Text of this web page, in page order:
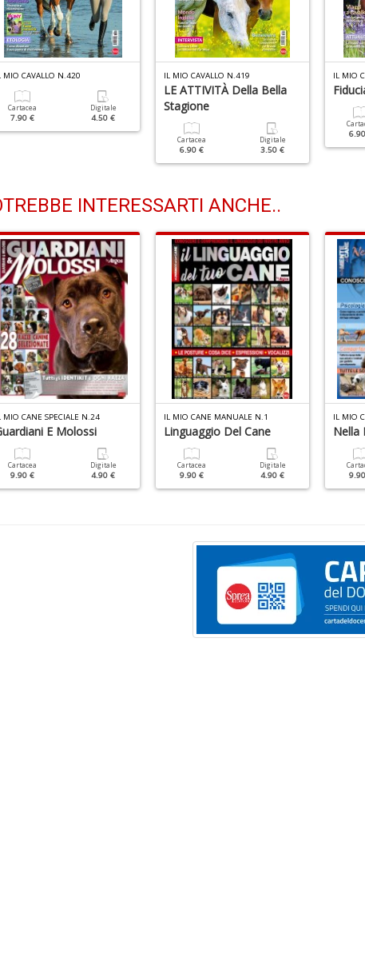
MIO CAVALLO N.420
Cartacea
7.90 €
Digitale
4.50 €
IL MIO CAVALLO N.419
LE ATTIVITÀ Della Bella
Stagione
Cartacea
6.90 €
Digitale
3.50 €
IL MIO
INTERESSARTI ANCHE..
MIO CANE SPECIALE N.24
E Molossi
Cartacea
9.90 €
Digitale
4.90 €
IL MIO CANE MANUALE N.1
Linguaggio Del Cane
Cartacea
9.90 €
Digitale
4.90 €
IL MIO
Nella